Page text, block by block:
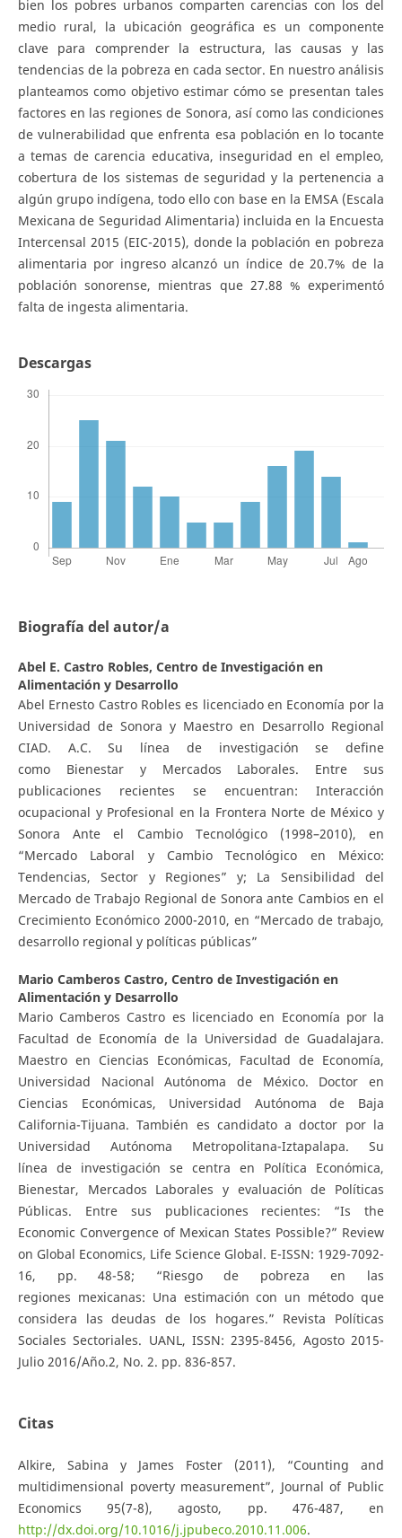
bien los pobres urbanos comparten carencias con los del
medio rural, la ubicación geográfica es un componente
clave para comprender la estructura, las causas y las
tendencias de la pobreza en cada sector. En nuestro análisis
planteamos como objetivo estimar cómo se presentan tales
factores en las regiones de Sonora, así como las condiciones
de vulnerabilidad que enfrenta esa población en lo tocante
a temas de carencia educativa, inseguridad en el empleo,
cobertura de los sistemas de seguridad y la pertenencia a
algún grupo indígena, todo ello con base en la EMSA (Escala
Mexicana de Seguridad Alimentaria) incluida en la Encuesta
Intercensal 2015 (EIC-2015), donde la población en pobreza
alimentaria por ingreso alcanzó un índice de 20.7% de la
población sonorense, mientras que 27.88 % experimentó
falta de ingesta alimentaria.
Descargas
Biografía del autor/a
Abel E. Castro Robles, Centro de Investigación en
Alimentación y Desarrollo
Abel Ernesto Castro Robles es licenciado en Economía por la
Universidad de Sonora y Maestro en Desarrollo Regional
CIAD. A.C. Su línea de investigación se define
como Bienestar y Mercados Laborales. Entre sus
publicaciones recientes se encuentran: Interacción
ocupacional y Profesional en la Frontera Norte de México y
Sonora Ante el Cambio Tecnológico (1998–2010), en
“Mercado Laboral y Cambio Tecnológico en México:
Tendencias, Sector y Regiones” y; La Sensibilidad del
Mercado de Trabajo Regional de Sonora ante Cambios en el
Crecimiento Económico 2000-2010, en “Mercado de trabajo,
desarrollo regional y políticas públicas”
Mario Camberos Castro, Centro de Investigación en
Alimentación y Desarrollo
Mario Camberos Castro es licenciado en Economía por la
Facultad de Economía de la Universidad de Guadalajara.
Maestro en Ciencias Económicas, Facultad de Economía,
Universidad Nacional Autónoma de México. Doctor en
Ciencias Económicas, Universidad Autónoma de Baja
California-Tijuana. También es candidato a doctor por la
Universidad Autónoma Metropolitana-Iztapalapa. Su
línea de investigación se centra en Política Económica,
Bienestar, Mercados Laborales y evaluación de Políticas
Públicas. Entre sus publicaciones recientes: “Is the
Economic Convergence of Mexican States Possible?” Review
on Global Economics, Life Science Global. E-ISSN: 1929-7092-
16, pp. 48-58; “Riesgo de pobreza en las
regiones mexicanas: Una estimación con un método que
considera las deudas de los hogares.” Revista Políticas
Sociales Sectoriales. UANL, ISSN: 2395-8456, Agosto 2015-
Julio 2016/Año.2, No. 2. pp. 836-857.
Citas
Alkire, Sabina y James Foster (2011), “Counting and
multidimensional poverty measurement”, Journal of Public
Economics 95(7-8), agosto, pp. 476-487, en
http://dx.doi.org/10.1016/j.jpubeco.2010.11.006.